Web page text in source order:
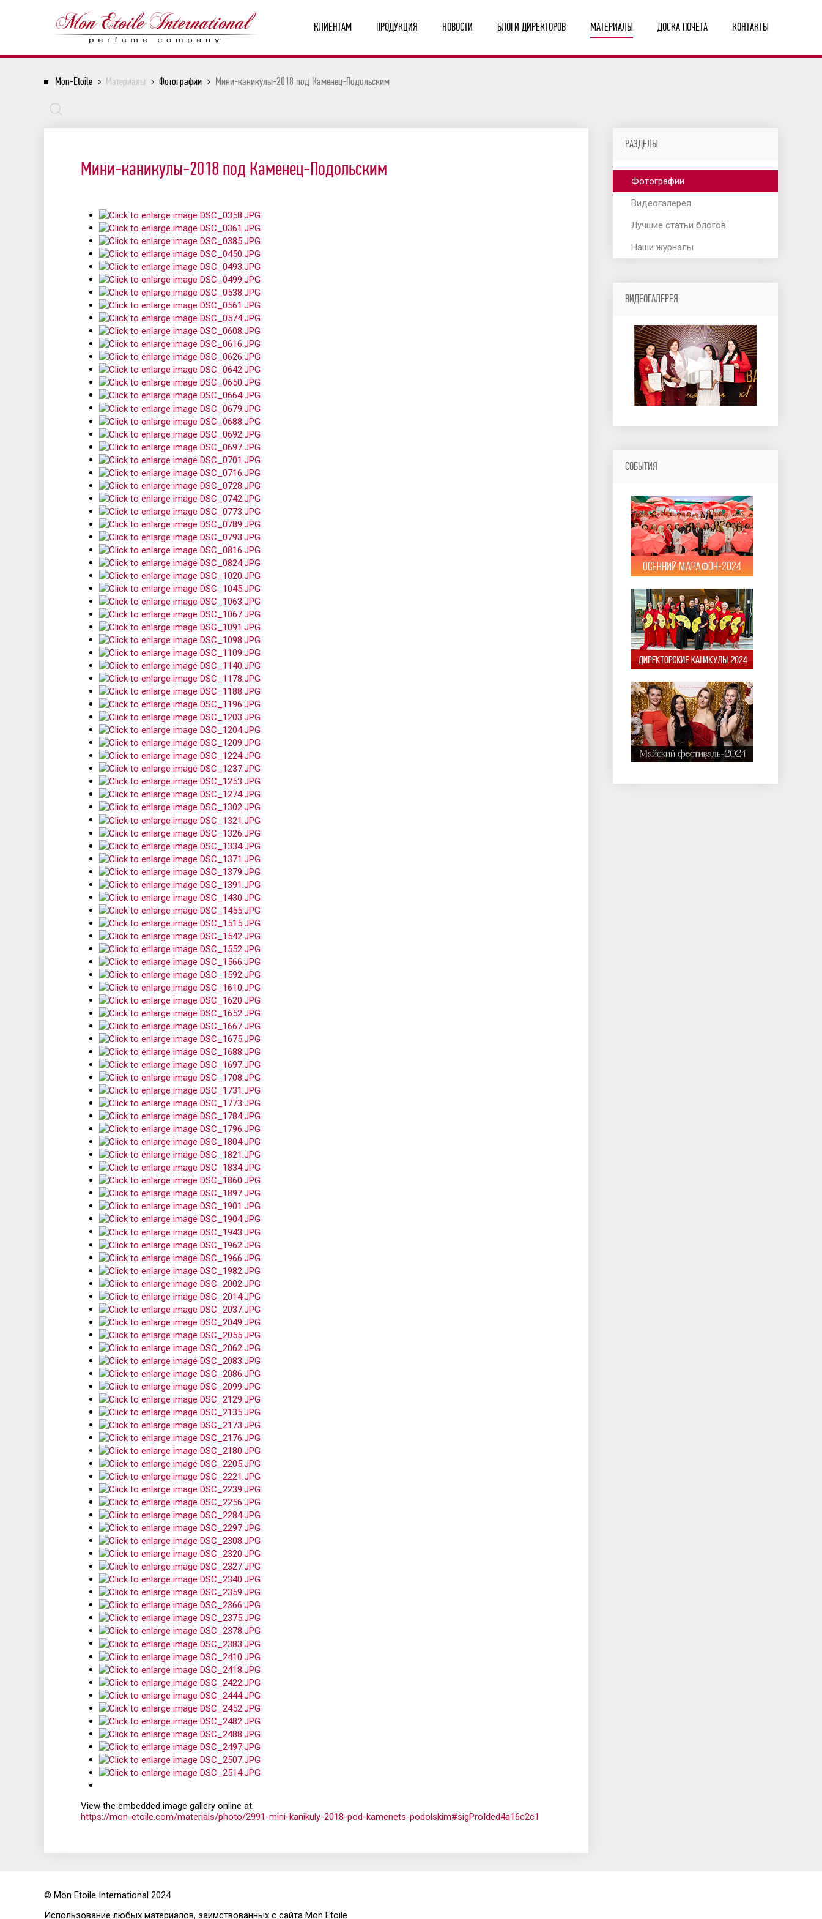
КЛИЕНТАМ ПРОДУКЦИЯ НОВОСТИ БЛОГИ ДИРЕКТОРОВ МАТЕРИАЛЫ ДОСКА ПОЧЕТА КОНТАКТЫ
Mon-Etoile Материалы Фотографии Мини-каникулы-2018 под Каменец-Подольским
Мини-каникулы-2018 под Каменец-Подольским
View the embedded image gallery online at:
https://mon-etoile.com/materials/photo/2991-mini-kanikuly-2018-pod-kamenets-podolskim#sigProIded4a16c2c1
РАЗДЕЛЫ
Фотографии
Видеогалерея
Лучшие статьи блогов
Наши журналы
ВИДЕОГАЛЕРЕЯ
СОБЫТИЯ
© Mon Etoile International 2024
Использование любых материалов, заимствованных с сайта Mon Etoile